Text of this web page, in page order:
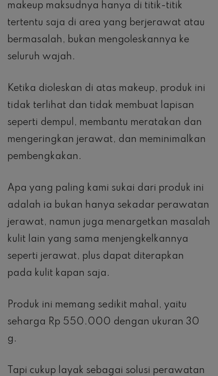
makeup maksudnya hanya di titik-titik
tertentu saja di area yang berjerawat atau
bermasalah, bukan mengoleskannya ke
seluruh wajah.
Ketika dioleskan di atas makeup, produk ini
tidak terlihat dan tidak membuat lapisan
seperti dempul, membantu meratakan dan
mengeringkan jerawat, dan meminimalkan
pembengkakan.
Apa yang paling kami sukai dari produk ini
adalah ia bukan hanya sekadar perawatan
jerawat, namun juga menargetkan masalah
kulit lain yang sama menjengkelkannya
seperti jerawat, plus dapat diterapkan
pada kulit kapan saja.
Produk ini memang sedikit mahal, yaitu
seharga Rp 550.000 dengan ukuran 30
g.
Tapi cukup layak sebagai solusi perawatan